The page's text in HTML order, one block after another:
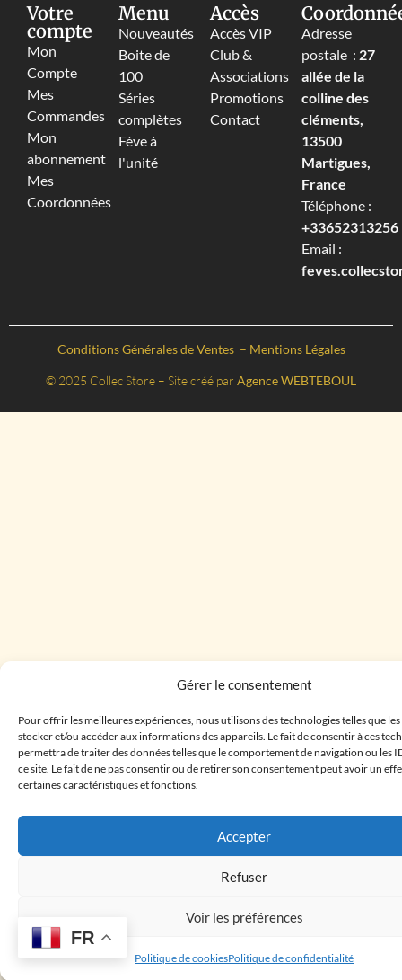
Gérer le consentement
Pour offrir les meilleures expériences, nous utilisons des technologies telles que
stocker et/ou accéder aux informations des appareils. Le fait de consentir à ces
permettra de traiter des données telles que le comportement de navigation ou les
ce site. Le fait de ne pas consentir ou de retirer son consentement peut avoir un
certaines caractéristiques et fonctions.
Accepter
Refuser
Voir les préférences
Politique de cookiesPolitique de confidentialité
Votre
compte
Mon
Compte
Mes
Commandes
Mon
abonnement
Mes
Coordonnées
Menu
Nouveautés
Boite de
100
Séries
complètes
Fève à
l'unité
Accès
Accès VIP
Club &
Associations
Promotions
Contact
Adresse
postale : 27
allée de la
colline des
cléments,
13500
Martigues,
France
Téléphone :
+33652313256‬
Email :
Conditions Générales de Ventes – Mentions Légales
© 2025 Collec Store – Site créé par Agence WEBTEBOUL
FR